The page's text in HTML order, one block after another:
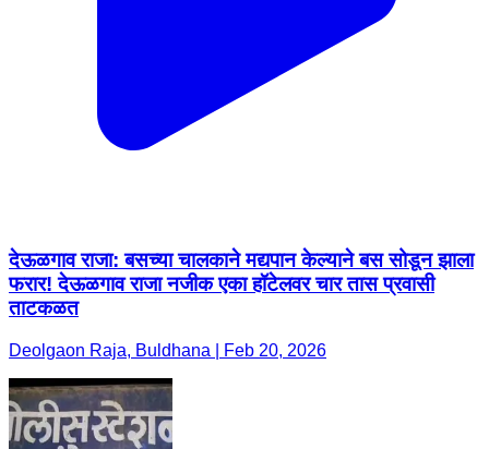
देऊळगाव राजा: बसच्या चालकाने मद्यपान केल्याने बस सोडून झाला
फरार! देऊळगाव राजा नजीक एका हॉटेलवर चार तास प्रवासी
ताटकळत
Deolgaon Raja, Buldhana | Feb 20, 2026